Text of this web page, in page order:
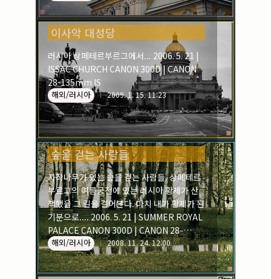
이사악 대성당
러시아 상페테르부르그에서... 2006. 5. 21 |
ISSAC CHURCH CANON 300D | CANON
28-135mm IS
해외/러시아 2009. 1. 15. 11:23
숲을 걷는 사람들
자작나무가 있는 숲을 걷는 사람들. 상페테르
부르그의 여름궁전에 있는 러시아 황제가 산
책했을 그 길을 걸어본다. 마치 내가 황제가 된
기분으로.... 2006. 5. 21 | SUMMER ROYAL
PALACE CANON 300D | CANON 28-
135mm IS
해외/러시아 2008. 11. 24. 12:00